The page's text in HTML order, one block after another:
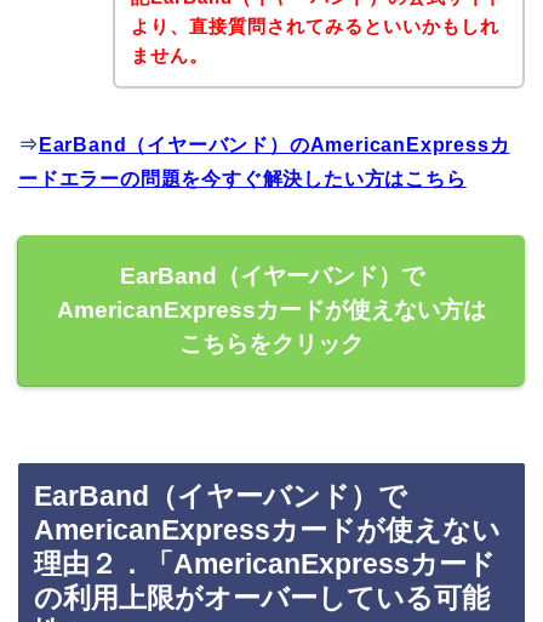
より、直接質問されてみるといいかもしれ
ません。
⇒ EarBand（イヤーバンド）のAmericanExpressカ
ードエラーの問題を今すぐ解決したい方はこちら
EarBand（イヤーバンド）で
AmericanExpressカードが使えない方は
こちらをクリック
EarBand（イヤーバンド）で
AmericanExpressカードが使えない
理由２．「AmericanExpressカード
の利用上限がオーバーしている可能